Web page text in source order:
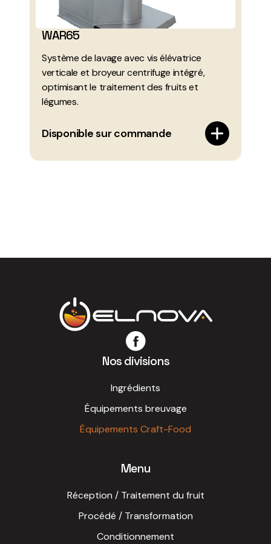
WAR65
Système de lavage avec vis élévatrice
verticale et broyeur centrifuge intégré,
optimisant le traitement des fruits et
légumes.
Disponible sur commande
Nos divisions
Ingrédients
Équipements breuvage
Équipements Craft-Food
Menu
Réception / Traitement du fruit
Procédé / Transformation
Conditionnement